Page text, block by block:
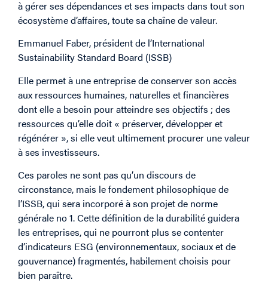
à gérer ses dépendances et ses impacts dans tout son
écosystème d’affaires, toute sa chaîne de valeur.
Emmanuel Faber, président de l’International
Sustainability Standard Board (ISSB)
Elle permet à une entreprise de conserver son accès
aux ressources humaines, naturelles et financières
dont elle a besoin pour atteindre ses objectifs ; des
ressources qu’elle doit « préserver, développer et
régénérer », si elle veut ultimement procurer une valeur
à ses investisseurs.
Ces paroles ne sont pas qu’un discours de
circonstance, mais le fondement philosophique de
l’ISSB, qui sera incorporé à son projet de norme
générale no 1. Cette définition de la durabilité guidera
les entreprises, qui ne pourront plus se contenter
d’indicateurs ESG (environnementaux, sociaux et de
gouvernance) fragmentés, habilement choisis pour
bien paraître.